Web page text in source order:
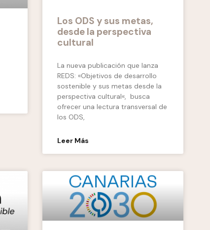
Los ODS y sus metas,
desde la perspectiva
cultural
La nueva publicación que lanza
REDS: «Objetivos de desarrollo
sostenible y sus metas desde la
perspectiva cultural«, busca
ofrecer una lectura transversal de
los ODS,
Leer Más